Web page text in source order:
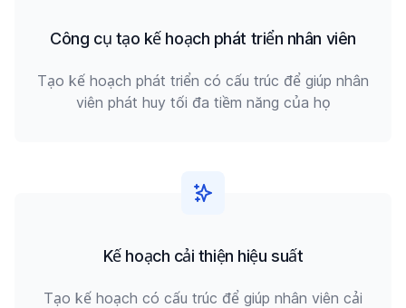
Công cụ tạo kế hoạch phát triển nhân viên
Tạo kế hoạch phát triển có cấu trúc để giúp nhân
viên phát huy tối đa tiềm năng của họ
Kế hoạch cải thiện hiệu suất
Tạo kế hoạch có cấu trúc để giúp nhân viên cải